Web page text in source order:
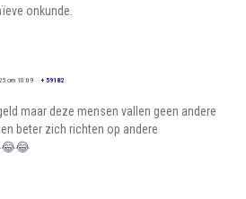
onkunde.
om 10:09 + 59182
maar deze mensen vallen geen andere
beter zich richten op andere